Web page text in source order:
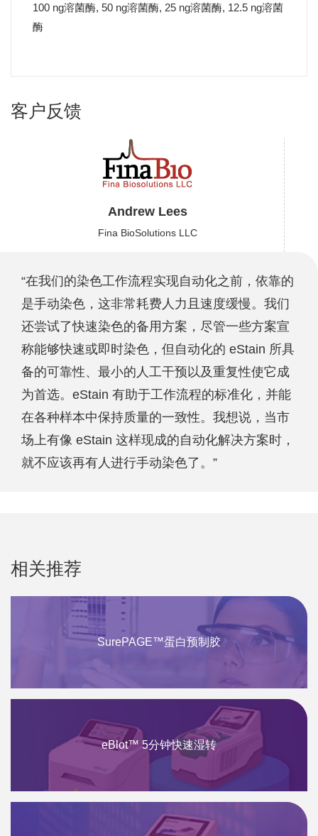
100 ng溶菌酶, 50 ng溶菌酶, 25 ng溶菌酶, 12.5 ng溶菌
酶
客户反馈
Andrew Lees
Fina BioSolutions LLC
“在我们的染色工作流程实现自动化之前，依靠的
是手动染色，这非常耗费人力且速度缓慢。我们
还尝试了快速染色的备用方案，尽管一些方案宣
称能够快速或即时染色，但自动化的 eStain 所具
备的可靠性、最小的人工干预以及重复性使它成
为首选。eStain 有助于工作流程的标准化，并能
在各种样本中保持质量的一致性。我想说，当市
场上有像 eStain 这样现成的自动化解决方案时，
就不应该再有人进行手动染色了。”
相关推荐
SurePAGE™蛋白预制胶
eBlot™ 5分钟快速湿转